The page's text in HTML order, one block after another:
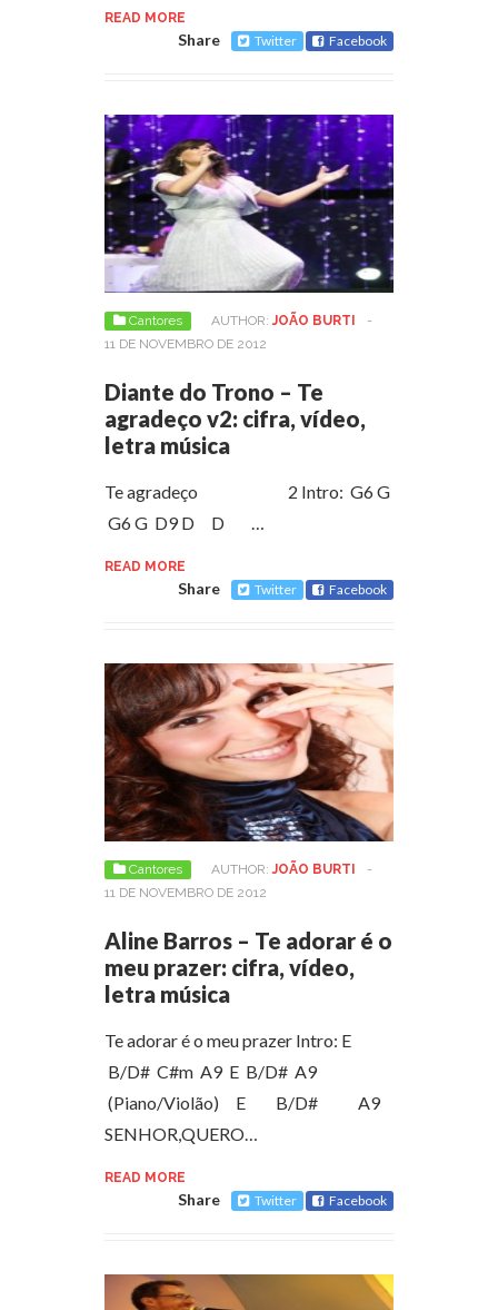
READ MORE
Share Twitter Facebook
Cantores AUTHOR: JOÃO BURTI
-
11 DE NOVEMBRO DE 2012
Diante do Trono – Te
agradeço v2: cifra, vídeo,
letra música
Te agradeço 2 Intro: G6 G
G6 G D9 D D …
READ MORE
Share Twitter Facebook
Cantores AUTHOR: JOÃO BURTI
-
11 DE NOVEMBRO DE 2012
Aline Barros – Te adorar é o
meu prazer: cifra, vídeo,
letra música
Te adorar é o meu prazer Intro: E
B/D# C#m A9 E B/D# A9
(Piano/Violão) E B/D# A9
SENHOR,QUERO…
READ MORE
Share Twitter Facebook